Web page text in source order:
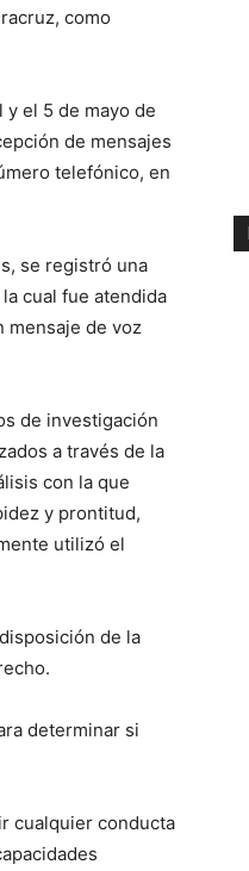
como
el 5 de mayo de
de mensajes
telefónico, en
se registró una
cual fue atendida
mensaje de voz
de investigación
a través de la
con la que
y prontitud,
utilizó el
de la
determinar si
cualquier conducta